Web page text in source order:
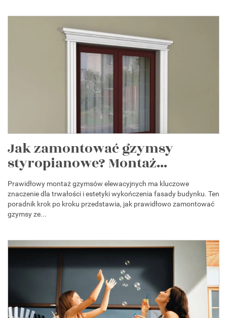
Jak zamontować gzymsy
styropianowe? Montaż...
Prawidłowy montaż gzymsów elewacyjnych ma kluczowe
znaczenie dla trwałości i estetyki wykończenia fasady budynku. Ten
poradnik krok po kroku przedstawia, jak prawidłowo zamontować
gzymsy ze...